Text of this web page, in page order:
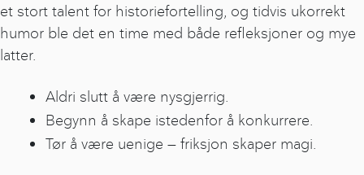
et stort talent for historiefortelling, og tidvis ukorrekt
humor ble det en time med både refleksjoner og mye
latter.
Aldri slutt å være nysgjerrig.
Begynn å skape istedenfor å konkurrere.
Tør å være uenige — friksjon skaper magi.